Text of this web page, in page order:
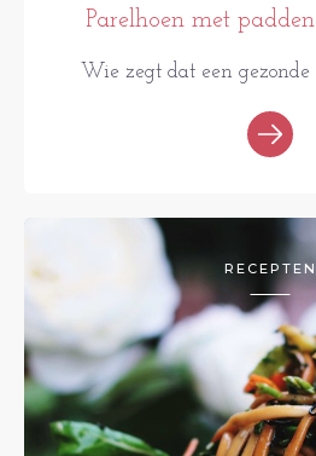
Parelhoen met
Wie zegt dat een gezonde
RECEPTEN